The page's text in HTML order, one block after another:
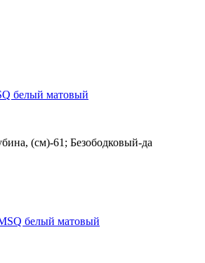
белый матовый
(см)-61; Безободковый-да